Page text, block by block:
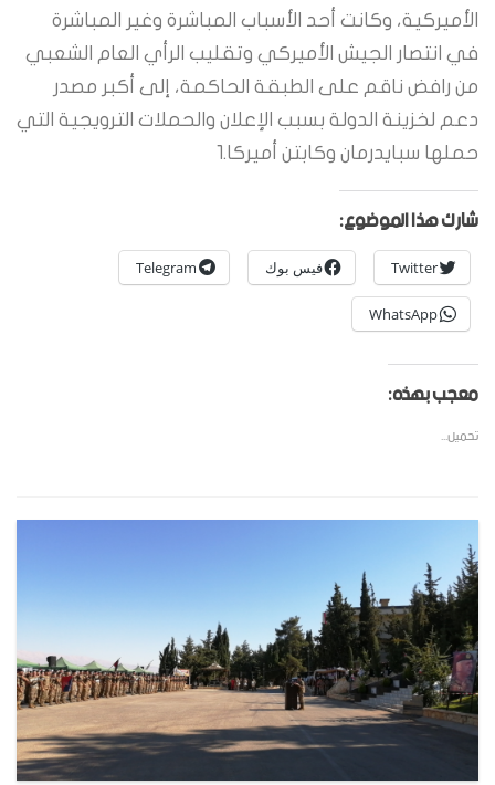
الأميركية، وكانت أحد الأسباب المباشرة وغير المباشرة
في انتصار الجيش الأميركي وتقليب الرأي العام الشعبي
من رافض ناقم على الطبقة الحاكمة، إلى أكبر مصدر
دعم لخزينة الدولة بسبب الإعلان والحملات الترويجية التي
حملها سبايدرمان وكابتن أميركا.1
شارك هذا الموضوع:
Twitter فيس بوك Telegram
WhatsApp
معجب بهذه:
تحميل...